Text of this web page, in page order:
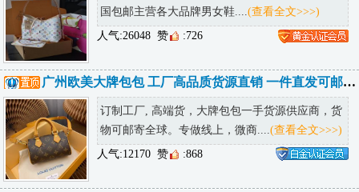
国包邮主营各大品牌男女鞋.... (查看全文>>>)
人气:26048 赞 :726
广州欧美大牌包包 工厂高品质货源直销 一件直发可邮全球
订制工厂, 高端货，大牌包包一手货源供应商，货
物可邮寄全球。专做线上，微商.... (查看全文>>>)
人气:12170 赞 :868